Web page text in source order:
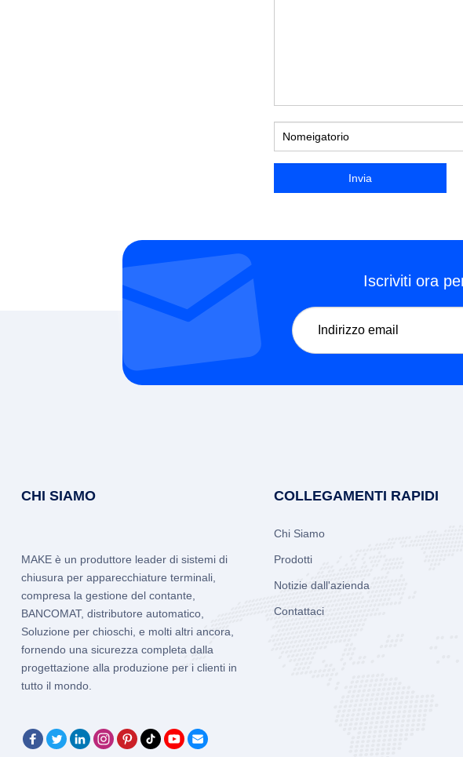
Iscriviti ora
CHI SIAMO
MAKE è un produttore leader di sistemi di
chiusura per apparecchiature terminali,
compresa la gestione del contante,
BANCOMAT, distributore automatico,
Soluzione per chioschi, e molti altri ancora,
fornendo una sicurezza completa dalla
progettazione alla produzione per i clienti in
tutto il mondo.
COLLEGAMENTI RAPIDI
Chi Siamo
Prodotti
Notizie dall'azienda
Contattaci